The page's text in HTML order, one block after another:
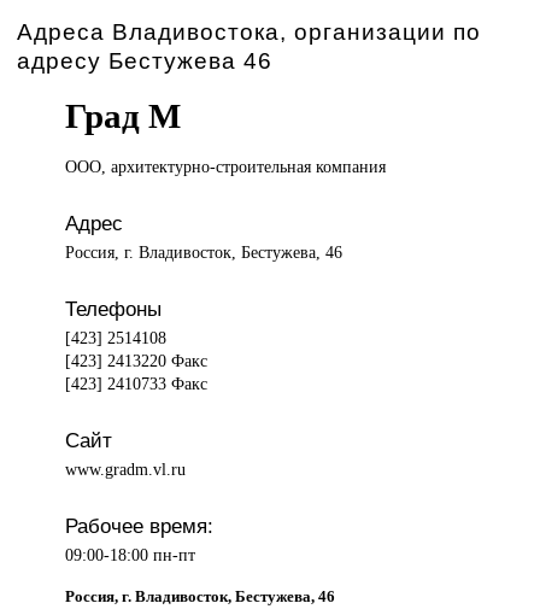
Адреса Владивостока, организации по
адресу Бестужева 46
Град М
ООО, архитектурно-строительнаякомпания
Адрес
Россия, г. Владивосток, Бестужева, 46
Телефоны
[423] 2514108
[423] 2413220 Факс
[423] 2410733 Факс
Сайт
www.gradm.vl.ru
Рабочее время:
09:00-18:00 пн-пт
Россия, г. Владивосток, Бестужева, 46